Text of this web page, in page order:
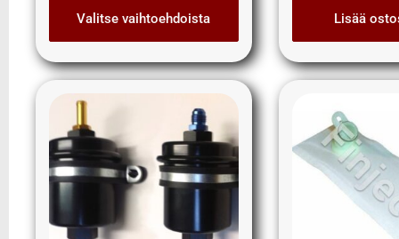
Vaimentimet normi teräs 3,5"
Vaimentimet normi teräs 3"
Vaimentimet normi teräs 4"
Vaimentimet RST
Vaimentimet RST 1,75"
Vaimentimet RST 2,5"
Vaimentimet RST 2"
Vaimentimet RST 3,5"
Valitse vaihtoehdoista Lisää